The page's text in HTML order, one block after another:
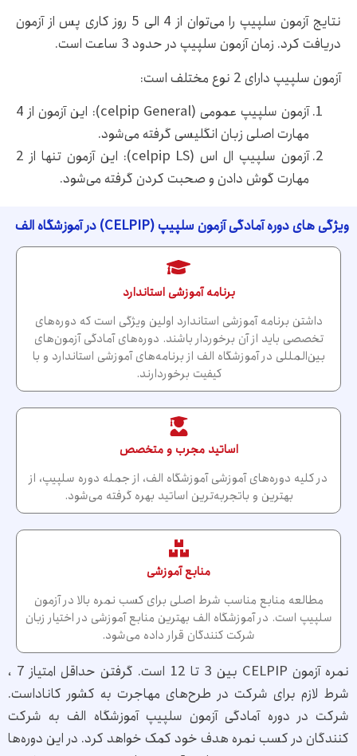
نتایج آزمون سلپیپ را می‌توان از 4 الی 5 روز کاری پس از آزمون
دریافت کرد. زمان آزمون سلپیپ در حدود 3 ساعت است.
آزمون سلپیپ دارای 2 نوع مختلف است:
آزمون سلپیپ عمومی (celpip General): این آزمون از 4
مهارت اصلی زبان انگلیسی گرفته می‌شود.
آزمون سلپیپ ال اس (celpip LS): این آزمون تنها از 2
مهارت گوش دادن و صحبت کردن گرفته می‌شود.
ویژگی های دوره آمادگی آزمون سلپیپ (CELPIP) در آموزشگاه الف
برنامه آموزشی استاندارد
داشتن برنامه آموزشی استاندارد اولین ویژگی است که دوره‌های
تخصصی باید از آن برخوردار باشند. دوره‌های آمادگی آزمون‌های
بین‌المللی در آموزشگاه الف از برنامه‌های آموزشی استاندارد و با
کیفیت برخوردارند.
اساتید مجرب و متخصص
در کلیه دوره‌های آموزشی آموزشگاه الف، از جمله دوره سلپیپ، از
بهترین و باتجربه‌ترین اساتید بهره گرفته می‌شود.
منابع آموزشی
مطالعه منابع مناسب شرط اصلی برای کسب نمره بالا در آزمون
سلپیپ است. در آموزشگاه الف بهترین منابع آموزشی در اختیار زبان
شرکت کنندگان قرار داده می‌شود.
نمره آزمون CELPIP بین 3 تا 12 است. گرفتن حداقل امتیاز 7 ،
شرط لازم برای شرکت در طرح‌های مهاجرت به کشور کاناداست.
شرکت در دوره آمادگی آزمون سلپیپ آموزشگاه الف به شرکت
کنندگان در کسب نمره هدف خود کمک خواهد کرد. در این دوره‌ها